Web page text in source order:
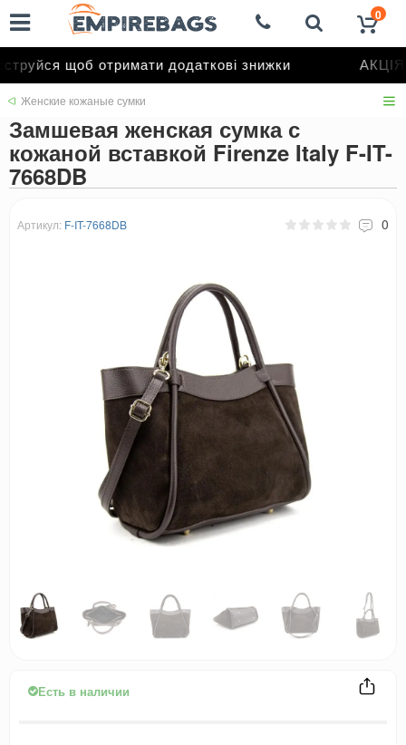
щоб отримати додаткові знижки АКЦІЯ
0
Женские кожаные сумки
Замшевая женская сумка с
кожаной вставкой Firenze Italy F-IT-
7668DB
Артикул: F-IT-7668DB 0
Есть в наличии